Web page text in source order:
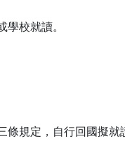
學校就讀。
條規定，自行回國擬就